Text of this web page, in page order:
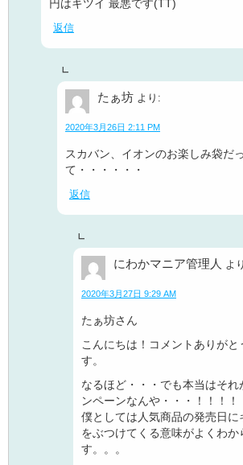
円はキツイ 最悪です(TT)
返信
たぁ坊 より:
2020年3月26日 2:11 PM
スカバン、イオンのお楽しみ袋だ
て・・・・・・
返信
にわかマニア管理人 よ
2020年3月27日 9:29 AM
たぁ坊さん
こんにちは！コメントありがと
す。
なるほど・・・でも本当はそれ
ンペーンなんや・・・！！！！
僕としては人気商品の発売日に
をぶつけてくる意味がよくわか
す。。。